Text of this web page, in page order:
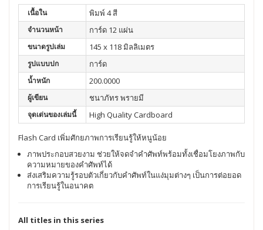
เนื้อใน พิมพ์ 4 สี
จำนวนหน้า การ์ด 12 แผ่น
ขนาดรูปเล่ม 145 x 118 มิลลิเมตร
รูปแบบปก การ์ด
น้ำหนัก 200.0000
ผู้เขียน ชนาภัทร พรายมี
จุดเด่นของเล่มนี้ High Quality Cardboard
Flash Card เพิ่มศักยภาพการเรียนรู้ให้หนูน้อย
ภาพประกอบสวยงาม ช่วยให้จดจำคำศัพท์พร้อมทั้งเชื่อมโยงภาพกับ
ความหมายของคำศัพท์ได้
ส่งเสริมความรู้รอบตัวเกี่ยวกับคำศัพท์ในแง่มุมต่างๆ เป็นการต่อยอด
การเรียนรู้ในอนาคต
All titles in this series